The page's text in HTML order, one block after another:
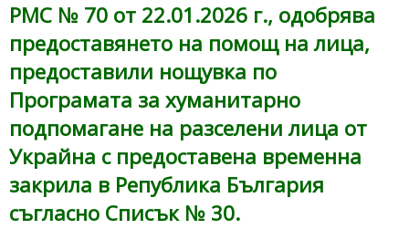
РМС № 70 от 22.01.2026 г., одобрява
предоставянето на помощ на лица,
предоставили нощувка по
Програмата за хуманитарно
подпомагане на разселени лица от
Украйна с предоставена временна
закрила в Република България
съгласно Списък № 30.